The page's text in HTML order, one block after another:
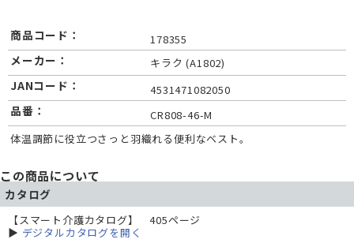
商品コード： 178355
メーカー： キラク (A1802)
JANコード： 4531471082050
品番：
CR808-46-M
体温調節に役立つさっと羽織れる便利なベスト。
この商品について
カタログ
【スマート介護カタログ】 405ページ
▶ デジタルカタログを開く